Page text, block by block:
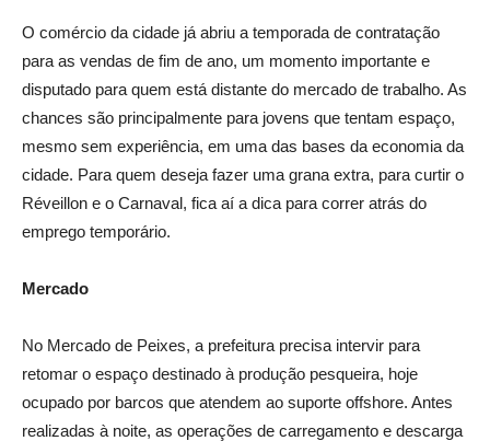
O comércio da cidade já abriu a temporada de contratação
para as vendas de fim de ano, um momento importante e
disputado para quem está distante do mercado de trabalho. As
chances são principalmente para jovens que tentam espaço,
mesmo sem experiência, em uma das bases da economia da
cidade. Para quem deseja fazer uma grana extra, para curtir o
Réveillon e o Carnaval, fica aí a dica para correr atrás do
emprego temporário.
Mercado
No Mercado de Peixes, a prefeitura precisa intervir para
retomar o espaço destinado à produção pesqueira, hoje
ocupado por barcos que atendem ao suporte offshore. Antes
realizadas à noite, as operações de carregamento e descarga